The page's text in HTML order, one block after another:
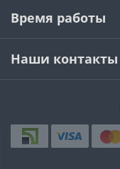
Время работы
Наши контакты